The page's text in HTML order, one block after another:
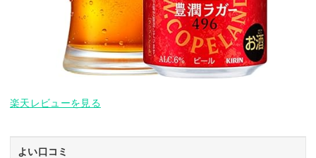
楽天レビューを見る
よい口コミ